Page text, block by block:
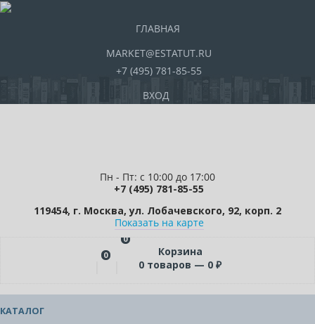
ГЛАВНАЯ
MARKET@ESTATUT.RU
+7 (495) 781-85-55
ВХОД
Пн - Пт: с 10:00 до 17:00
+7 (495) 781-85-55
119454, г. Москва, ул. Лобачевского, 92, корп. 2
Показать на карте
0
0
Корзина
0 товаров — 0 ₽
КАТАЛОГ